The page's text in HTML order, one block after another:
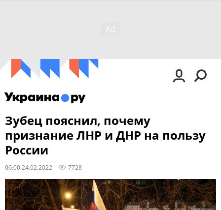
Зубец пояснил, почему
признание ЛНР и ДНР на пользу
России
06:00 24.02.2022 7728